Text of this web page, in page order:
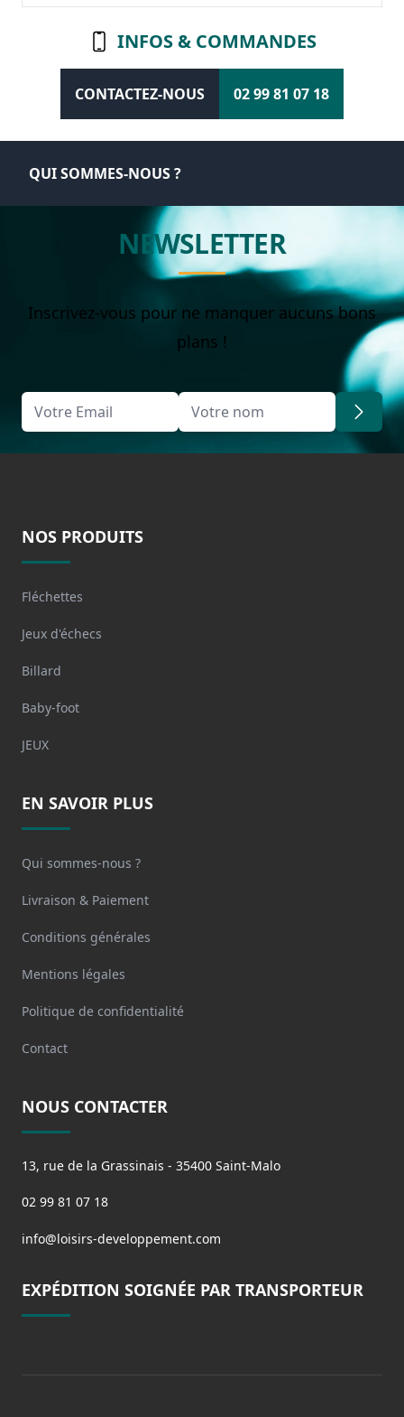
INFOS & COMMANDES
CONTACTEZ-NOUS 02 99 81 07 18
QUI SOMMES-NOUS ?
NEWSLETTER
Inscrivez-vous pour ne manquer aucuns bons
plans !
NOS PRODUITS
Fléchettes
Jeux d'échecs
Billard
Baby-foot
JEUX
EN SAVOIR PLUS
Qui sommes-nous ?
Livraison & Paiement
Conditions générales
Mentions légales
Politique de confidentialité
Contact
NOUS CONTACTER
13, rue de la Grassinais - 35400 Saint-Malo
02 99 81 07 18
info@loisirs-developpement.com
EXPÉDITION SOIGNÉE PAR TRANSPORTEUR